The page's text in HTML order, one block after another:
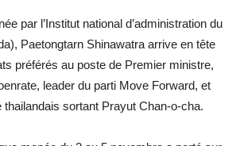
par l’Institut national d’administration du
Paetongtarn Shinawatra arrive en tête
préférés au poste de Premier ministre,
leader du parti Move Forward, et
sortant Prayut Chan-o-cha.